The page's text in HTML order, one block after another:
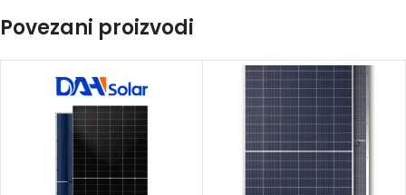
Povezani proizvodi